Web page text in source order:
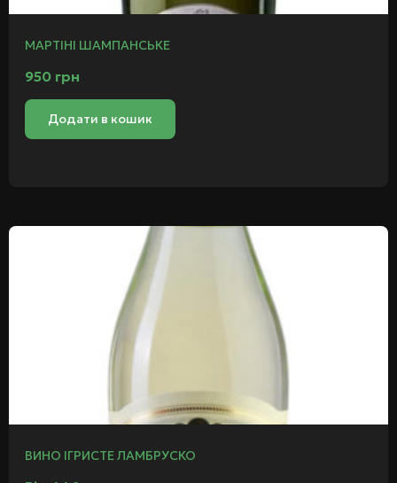
МАРТІНІ ШАМПАНСЬКЕ
950 грн
Додати в кошик
ВИНО ІГРИСТЕ ЛАМБРУСКО